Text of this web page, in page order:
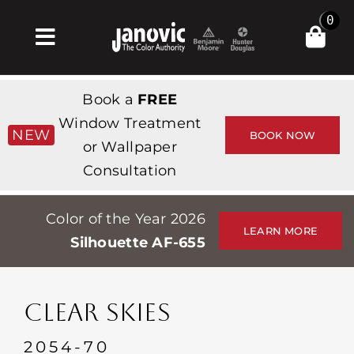
Toggle
Navigation
Products & Services
Магазин
Professionals
Stores
События
0
NEW
Book a FREE
Window Treatment
or Wallpaper
Consultation
BOOK NOW
Color of the Year 2026
Silhouette AF-655
LEARN MORE
CLEAR SKIES
2054-70